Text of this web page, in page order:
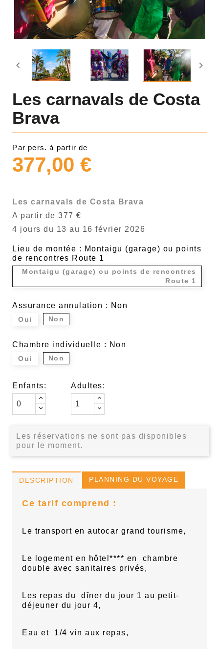
 
Les carnavals de Costa
Brava
Par pers. à partir de
377,00 €
Les carnavals de Costa Brava
A partir de 377 €
4 jours du 13 au 16 février 2026
Lieu de montée : Montaigu (garage) ou points
de rencontres Route 1
Montaigu (garage) ou points de rencontres
Route 1
Assurance annulation : Non
Oui Non
Chambre individuelle : Non
Oui Non
Enfants: Adultes:
Les réservations ne sont pas disponibles
pour le moment.
DESCRIPTION PLANNING DU VOYAGE
Ce tarif comprend :
Le transport en autocar grand tourisme,
Le logement en hôtel**** en
chambre
double avec sanitaires privés,
Les repas du
dîner du jour 1 au petit-
déjeuner du jour 4,
Eau et 1/4 vin aux repas,